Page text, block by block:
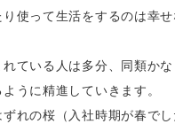
使って生活をするのは幸
ている人は多分、同類か
うに精進していきます。
れの桜（入社時期が春でし